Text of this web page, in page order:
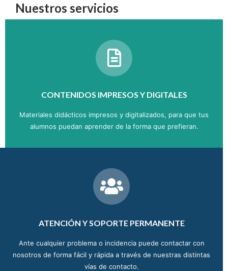
Nuestros servicios
CONTENIDOS IMPRESOS Y DIGITALES
Materiales didácticos impresos y digitalizados, para que tus
alumnos puedan aprender de la forma que prefieran.
ATENCIÓN Y SOPORTE PERMANENTE
Ante cualquier problema o incidencia puede contactar con
nosotros de forma fácil y rápida a través de nuestras distintas
vías de contacto.